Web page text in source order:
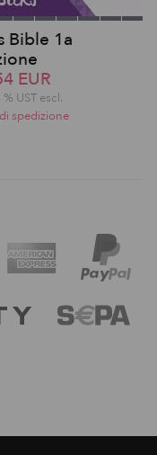
Bible 1a
EUR
UST escl.
spedizione